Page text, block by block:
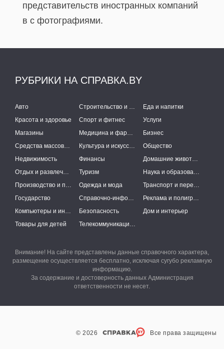
представительств иностранных компаний
в с фотографиями.
РУБРИКИ НА СПРАВКА.BY
Авто Строительство и ремонт
Еда и напитки
Красота и здоровье
Спорт и фитнес
Услуги
Магазины
Медицина и фармацевтика
Бизнес
Средства массовой информации
Культура и искусство
Общество
Недвижимость
Финансы
Домашние животные
Отдых и развлечения
Туризм
Наука и образование
Производство и поставки
Одежда и мода
Транспорт и перевозки
Государство
Справочно-информационные системы
Реклама и полиграфия
Компьютеры и интернет
Безопасность
Дом и интерьер
Товары для детей
Телекоммуникации и связь
Внимание! На сайте представлены данные справочного характера,
размещение осуществляется бесплатно, исключая сугубо рекламную
информацию.
За содержание и достоверность данных Администрация
ответственности не несет.
© 2026 Все права защищены